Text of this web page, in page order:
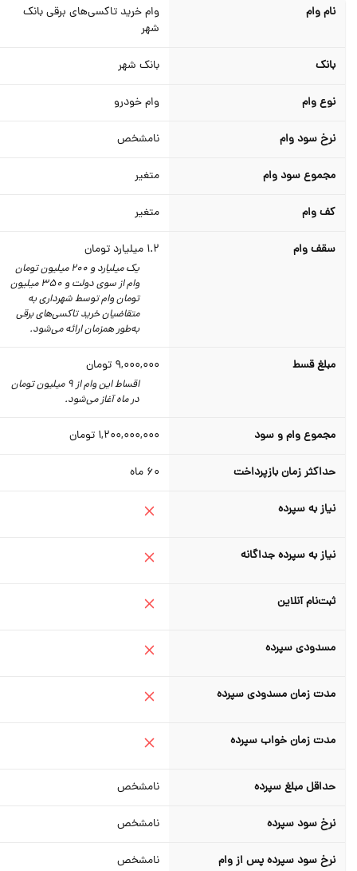
نام وام
وام خرید تاکسی‌های برقی بانک
بانک بانک شهر
نوع وام وام خودرو
نرخ سود وام نامشخص
مجموع سود وام متغیر
کف وام متغیر
سقف وام میلیارد تومان
یک میلیارد و 200 میلیون تومان
وام از سوی دولت و 350 میلیون
تومان وام توسط شهرداری به
متقاضیان خرید تاکسی‌های برقی
به‌طور همزمان ارائه می‌شود.
مبلغ قسط 9,000,000 تومان
اقساط این وام از 9 میلیون تومان
در ماه آغاز می‌شود.
مجموع وام و سود 1,200,000,000تومان
حداکثر زمان بازپرداخت ماه
نیاز به سپرده
نیاز به سپرده جداگانه
ثبت‌نام آنلاین
مسدودی سپرده
مدت زمان مسدودی سپرده
مدت زمان خواب سپرده
حداقل مبلغ سپرده نامشخص
نرخ سود سپرده نامشخص
نرخ سود سپرده پس از وام نامشخص